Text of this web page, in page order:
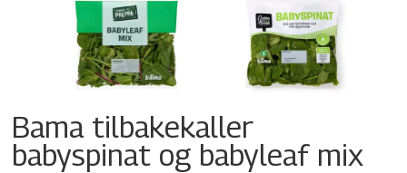
Bama tilbakekaller
babyspinat og babyleaf mix